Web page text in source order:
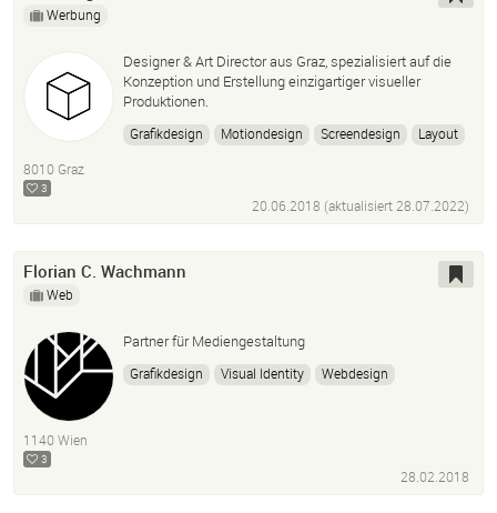
Werbung
Designer & Art Director aus Graz, spezialisiert auf die
Konzeption und Erstellung einzigartiger visueller
Produktionen.
Grafikdesign Motiondesign Screendesign
Layout
8010 Graz
3
20.06.2018 (aktualisiert28.07.2022)
Florian C. Wachmann
Web
Partner für Mediengestaltung
Grafikdesign Visual Identity
Webdesign
1140 Wien
3
28.02.2018